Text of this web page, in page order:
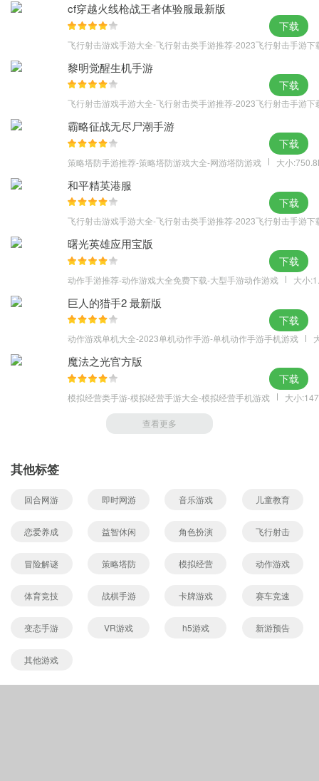
《沙城屠龙》推出近30种丰富玩法系统，灵力幻化极致羽翼的绚丽
神甲系统、战魂灌注逆天神器的无双法宝系统、日行千里战力倍增
的最亲密坐骑系统，还有万人参与PK的沙城争霸战等等，与小伙伴
们共同玩耍，轻松告别无脑刷怪做任务！
cf穿越火线枪战王者体验服最新版
飞行射击游戏手游大全-飞行射击类手游推荐-2023飞行射击手游下
下载
黎明觉醒生机手游
飞行射击游戏手游大全-飞行射击类手游推荐-2023飞行射击手游下
下载
霸略征战无尽尸潮手游
策略塔防手游推荐-策略塔防游戏大全-网游塔防游戏 大小
下载
和平精英港服
飞行射击游戏手游大全-飞行射击类手游推荐-2023飞行射击手游下
下载
曙光英雄应用宝版
动作手游推荐-动作游戏大全免费下载-大型手游动作游戏 大小
下载
巨人的猎手2 最新版
动作游戏单机大全-2023单机动作手游-单机动作手游手机游戏
下载
魔法之光官方版
模拟经营类手游-模拟经营手游大全-模拟经营手机游戏 大小
下载
查看更多
其他标签
回合网游 即时网游 音乐游戏 儿童教育
恋爱养成 益智休闲 角色扮演 飞行射击
冒险解谜 策略塔防 模拟经营 动作游戏
体育竞技 战棋手游 卡牌游戏 赛车竞速
变态手游 VR游戏 h5游戏 新游预告
其他游戏